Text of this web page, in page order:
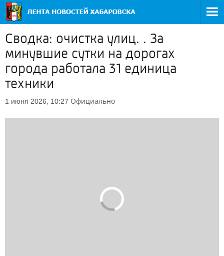
Сводка: очистка улиц. . За
минувшие сутки на дорогах
города работала 31 единица
техники
1 июня 2026, 10:27 Официально